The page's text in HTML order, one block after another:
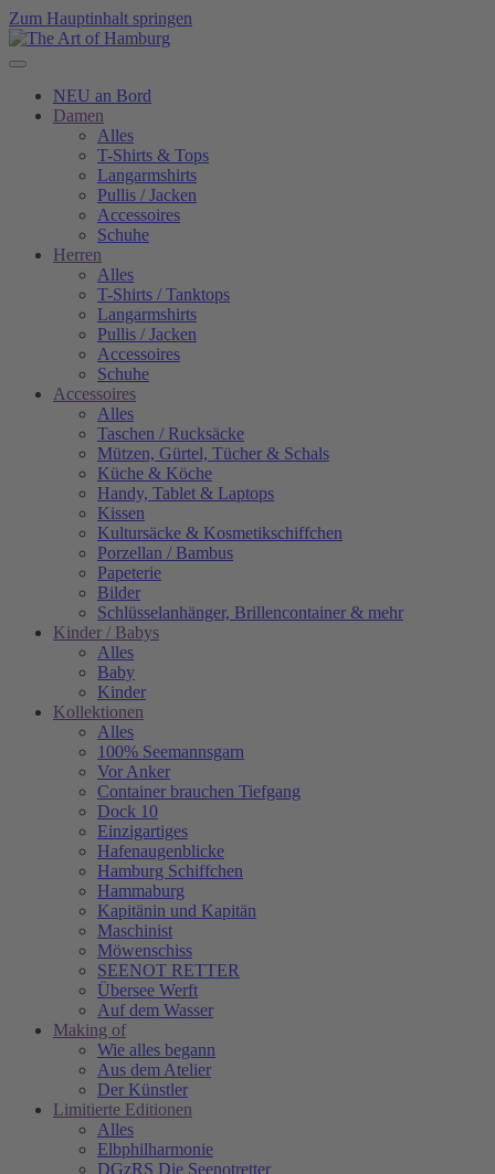
Zum Hauptinhalt springen
NEU an Bord
Damen
Alles
T-Shirts & Tops
Langarmshirts
Pullis / Jacken
Accessoires
Schuhe
Herren
Alles
T-Shirts / Tanktops
Langarmshirts
Pullis / Jacken
Accessoires
Schuhe
Accessoires
Alles
Taschen / Rucksäcke
Mützen, Gürtel, Tücher & Schals
Küche & Köche
Handy, Tablet & Laptops
Kissen
Kultursäcke & Kosmetikschiffchen
Porzellan / Bambus
Papeterie
Bilder
Schlüsselanhänger, Brillencontainer & mehr
Kinder / Babys
Alles
Baby
Kinder
Kollektionen
Alles
100% Seemannsgarn
Vor Anker
Container brauchen Tiefgang
Dock 10
Einzigartiges
Hafenaugen­blicke
Hamburg Schiffchen
Hammaburg
Kapitänin und Kapitän
Maschinist
Möwenschiss
SEENOT RETTER
Übersee Werft
Auf dem Wasser
Making of
Wie alles begann
Aus dem Atelier
Der Künstler
Limitierte Editionen
Alles
Elbphilharmonie
DGzRS Die Seenotretter